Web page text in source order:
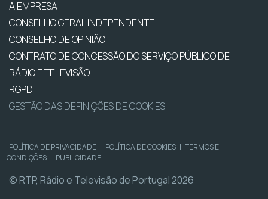
A EMPRESA
CONSELHO GERAL INDEPENDENTE
CONSELHO DE OPINIÃO
CONTRATO DE CONCESSÃO DO SERVIÇO PÚBLICO DE
RÁDIO E TELEVISÃO
RGPD
GESTÃO DAS DEFINIÇÕES DE COOKIES
POLÍTICA DE PRIVACIDADE | POLÍTICA DE COOKIES | TERMOS E
CONDIÇÕES | PUBLICIDADE
© RTP, Rádio e Televisão de Portugal 2026